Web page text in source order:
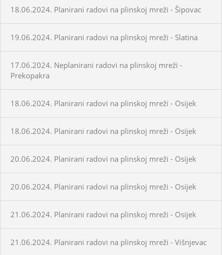
18.06.2024. Planirani radovi na plinskoj mreži - Šipovac
19.06.2024. Planirani radovi na plinskoj mreži - Slatina
17.06.2024. Neplanirani radovi na plinskoj mreži -
Prekopakra
18.06.2024. Planirani radovi na plinskoj mreži - Osijek
18.06.2024. Planirani radovi na plinskoj mreži - Osijek
20.06.2024. Planirani radovi na plinskoj mreži - Osijek
20.06.2024. Planirani radovi na plinskoj mreži - Osijek
21.06.2024. Planirani radovi na plinskoj mreži - Osijek
21.06.2024. Planirani radovi na plinskoj mreži - Višnjevac